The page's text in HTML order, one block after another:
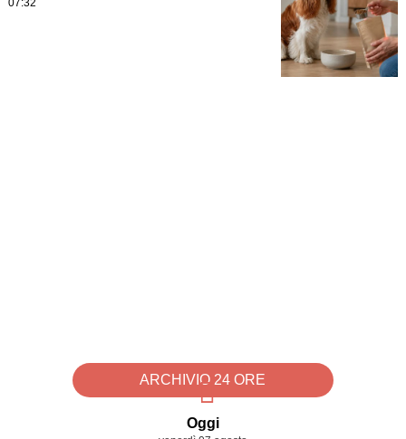
07:32
ARCHIVIO 24 ORE
Oggi